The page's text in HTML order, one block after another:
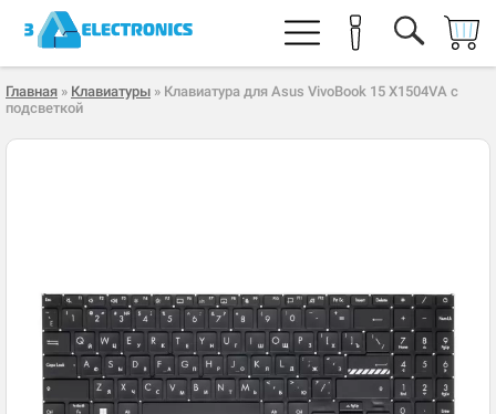
Главная » Клавиатуры » Клавиатура для Asus VivoBook 15 X1504VA с
подсветкой